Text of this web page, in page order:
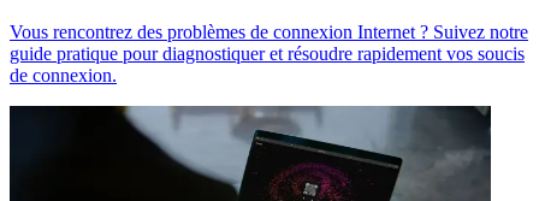
Vous rencontrez des problèmes de connexion Internet ? Suivez notre
guide pratique pour diagnostiquer et résoudre rapidement vos soucis
de connexion.